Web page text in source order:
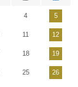
4 5
11 12
18 19
25 26